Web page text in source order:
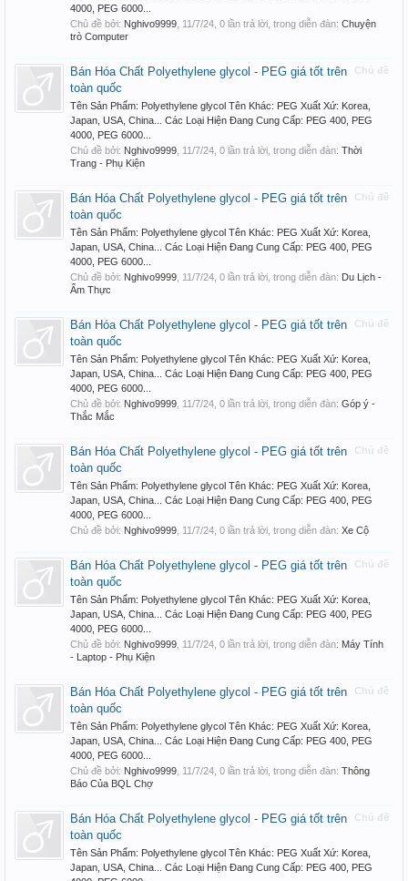
4000, PEG 6000...
Chủ đề bởi: Nghivo9999 11/7/24 , 0 lần trả lời, trong diễn đàn: Chuyện
trò Computer
Chủ đề
Bán Hóa Chất Polyethylene glycol - PEG giá tốt trên
toàn quốc
Tên Sản Phẩm: Polyethylene glycol Tên Khác: PEG Xuất Xứ: Korea,
Japan, USA, China... Các Loại Hiện Đang Cung Cấp: PEG 400, PEG
4000, PEG 6000...
Chủ đề bởi: Nghivo9999 11/7/24 , 0 lần trả lời, trong diễn đàn: Thời
Trang - Phụ Kiện
Chủ đề
Bán Hóa Chất Polyethylene glycol - PEG giá tốt trên
toàn quốc
Tên Sản Phẩm: Polyethylene glycol Tên Khác: PEG Xuất Xứ: Korea,
Japan, USA, China... Các Loại Hiện Đang Cung Cấp: PEG 400, PEG
4000, PEG 6000...
Chủ đề bởi: Nghivo9999 11/7/24 , 0 lần trả lời, trong diễn đàn: Du Lịch -
Ẩm Thực
Chủ đề
Bán Hóa Chất Polyethylene glycol - PEG giá tốt trên
toàn quốc
Tên Sản Phẩm: Polyethylene glycol Tên Khác: PEG Xuất Xứ: Korea,
Japan, USA, China... Các Loại Hiện Đang Cung Cấp: PEG 400, PEG
4000, PEG 6000...
Chủ đề bởi: Nghivo9999 11/7/24 , 0 lần trả lời, trong diễn đàn: Góp ý -
Thắc Mắc
Chủ đề
Bán Hóa Chất Polyethylene glycol - PEG giá tốt trên
toàn quốc
Tên Sản Phẩm: Polyethylene glycol Tên Khác: PEG Xuất Xứ: Korea,
Japan, USA, China... Các Loại Hiện Đang Cung Cấp: PEG 400, PEG
4000, PEG 6000...
Chủ đề bởi: Nghivo9999 11/7/24 , 0 lần trả lời, trong diễn đàn: Xe Cộ
Chủ đề
Bán Hóa Chất Polyethylene glycol - PEG giá tốt trên
toàn quốc
Tên Sản Phẩm: Polyethylene glycol Tên Khác: PEG Xuất Xứ: Korea,
Japan, USA, China... Các Loại Hiện Đang Cung Cấp: PEG 400, PEG
4000, PEG 6000...
Chủ đề bởi: Nghivo9999 11/7/24 , 0 lần trả lời, trong diễn đàn: Máy Tính
- Laptop - Phụ Kiện
Chủ đề
Bán Hóa Chất Polyethylene glycol - PEG giá tốt trên
toàn quốc
Tên Sản Phẩm: Polyethylene glycol Tên Khác: PEG Xuất Xứ: Korea,
Japan, USA, China... Các Loại Hiện Đang Cung Cấp: PEG 400, PEG
4000, PEG 6000...
Chủ đề bởi: Nghivo9999 11/7/24 , 0 lần trả lời, trong diễn đàn: Thông
Báo Của BQL Chợ
Chủ đề
Bán Hóa Chất Polyethylene glycol - PEG giá tốt trên
toàn quốc
Tên Sản Phẩm: Polyethylene glycol Tên Khác: PEG Xuất Xứ: Korea,
Japan, USA, China... Các Loại Hiện Đang Cung Cấp: PEG 400, PEG